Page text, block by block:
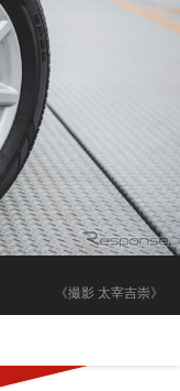
《撮影 太宰吉崇》